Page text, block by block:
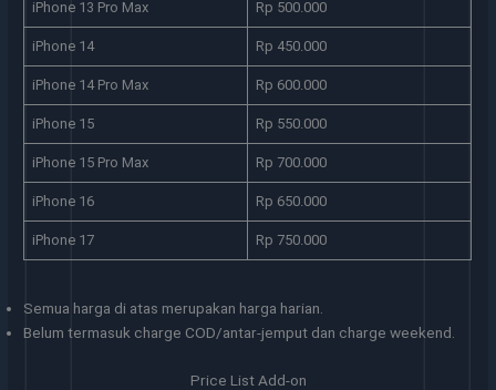
iPhone 13 Pro Max Rp 500.000
iPhone 14 Rp 450.000
iPhone 14 Pro Max Rp 600.000
iPhone 15 Rp 550.000
iPhone 15 Pro Max Rp 700.000
iPhone 16 Rp 650.000
iPhone 17 Rp 750.000
Semua harga di atas merupakan harga harian.
Belum termasuk charge COD/antar-jemput dan charge weekend.
Price List Add-on